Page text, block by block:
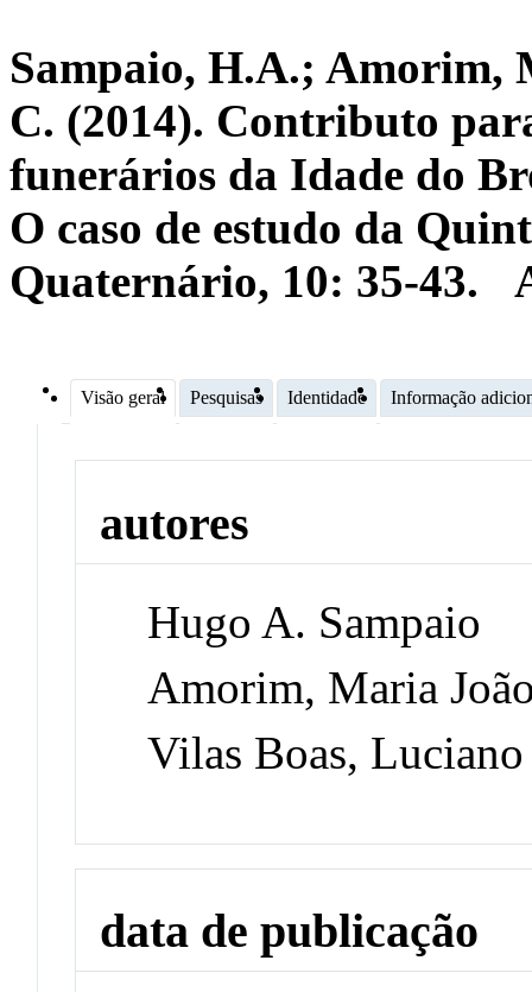
Sampaio, H.A.; Amorim,
C. (2014). Contributo
funerários da Idade do
O caso de estudo da
Quaternário, 10: 35-43.
Visão geral Pesquisas Identidade Informação
autores
Hugo A. Sampaio
Amorim, Maria
Vilas Boas, Luciano
data de publicação